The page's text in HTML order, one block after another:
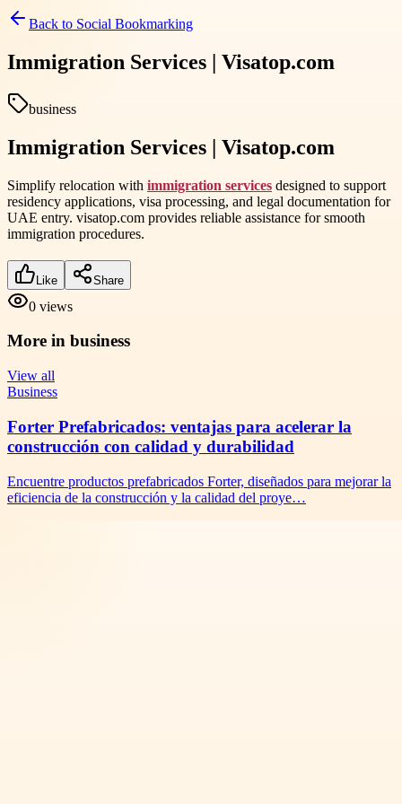
Back to Social Bookmarking
Immigration Services | Visatop.com
business
Immigration Services | Visatop.com
Simplify relocation with immigration services designed to support
residency applications, visa processing, and legal documentation for
UAE entry. visatop.com provides reliable assistance for smooth
immigration procedures.
Like Share
0 views
More in business
View all
Business
Forter Prefabricados: ventajas para acelerar la
construcción con calidad y durabilidad
Encuentre productos prefabricados Forter, diseñados para mejorar la
eficiencia de la construcción y la calidad del proye…